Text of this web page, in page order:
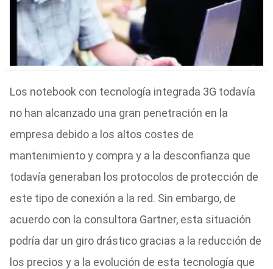
Los notebook con tecnología integrada 3G todavía
no han alcanzado una gran penetración en la
empresa debido a los altos costes de
mantenimiento y compra y a la desconfianza que
todavía generaban los protocolos de protección de
este tipo de conexión a la red. Sin embargo, de
acuerdo con la consultora Gartner, esta situación
podría dar un giro drástico gracias a la reducción de
los precios y a la evolución de esta tecnología que